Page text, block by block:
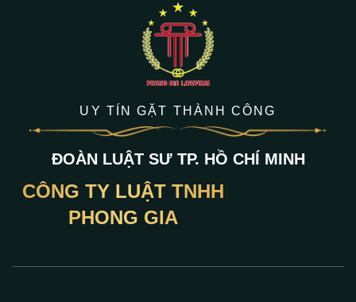
UY TÍN GẶT THÀNH CÔNG
ĐOÀN LUẬT SƯ TP. HỒ CHÍ MINH
CÔNG TY LUẬT TNHH
PHONG GIA